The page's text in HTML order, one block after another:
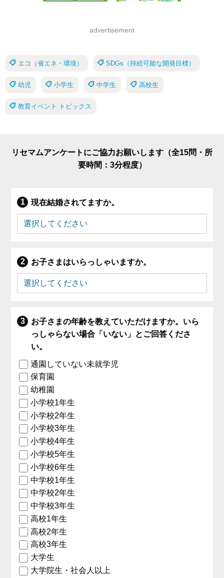
advertisement
エコ（省エネ・環境） SDGs（持続可能な開発目標）
幼児 小学生 中学生 高校生
教育イベント トピックス
リセマムアンケートにご協力お願いします（全15問・所
要時間：3分程度）
現在結婚されてますか。
お子さまはいらっしゃいますか。
お子さまの年齢を教えていただけますか。いら
っしゃらない場合「いない」とご回答くださ
い。
通園していない未就学児
保育園
幼稚園
小学校1年生
小学校2年生
小学校3年生
小学校4年生
小学校5年生
小学校6年生
中学校1年生
中学校2年生
中学校3年生
高校1年生
高校2年生
高校3年生
大学生
大学院生・社会人以上